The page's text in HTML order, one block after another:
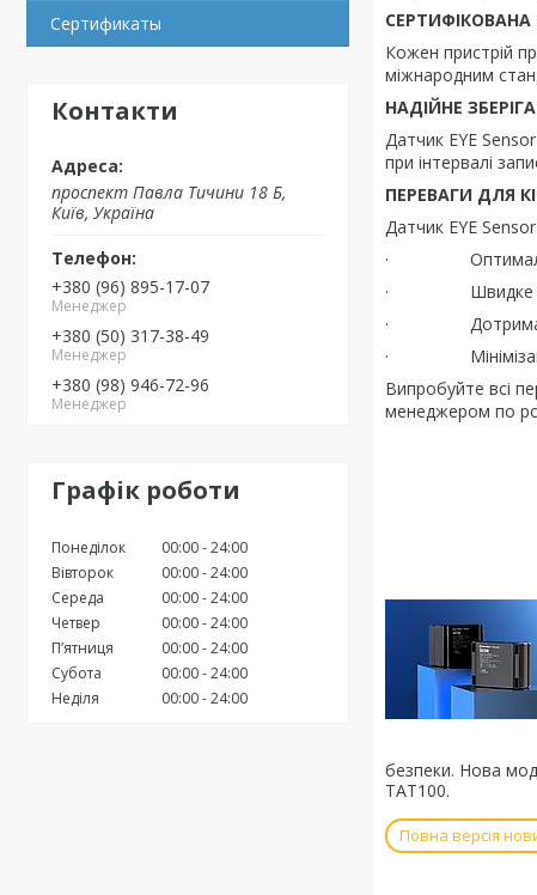
Cертификаты
Контакти
проспект Павла Тичини 18 Б,
Київ, Україна
+380 (96) 895-17-07
Менеджер
+380 (50) 317-38-49
Менеджер
+380 (98) 946-72-96
Менеджер
Графік роботи
Понеділок 00:00 24:00
Вівторок
00:00 24:00
Середа
00:00 24:00
Четвер
00:00 24:00
Пʼятниця
00:00 24:00
Субота
00:00 24:00
Неділя
00:00 24:00
СЕРТИФІКОВАНА
Кожен пристрій
міжнародним
НАДІЙНЕ
Датчик EYE
при інтервалі
ПЕРЕВАГИ ДЛЯ
Датчик EYE
· Оптимальні
· Швидке
· Дотримання
· Мінімізація
Випробуйте всі
менеджером по
безпеки. Нова
TAT100.
Повна версія